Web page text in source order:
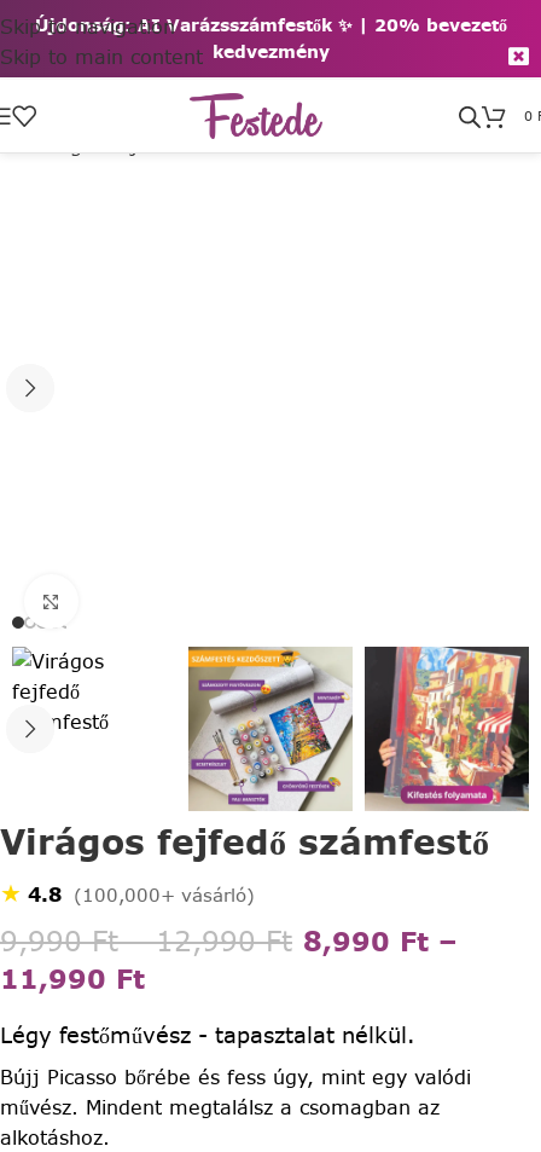
Újdonság: AI Varázsszámfestők ✨ | 20% bevezető
kedvezmény
Skip to navigation
Skip to main content
0
Virágos fejfedő számfestő
★ 4.8 (100,000+ vásárló)
9,990Ft – 12,990Ft 8,990 Ft –
11,990 Ft
Légy festőművész - tapasztalat nélkül.
Bújj Picasso bőrébe és fess úgy, mint egy valódi
művész. Mindent megtalálsz a csomagban az
alkotáshoz.